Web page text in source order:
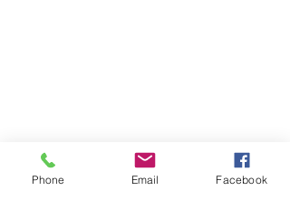
Phone Email Facebook